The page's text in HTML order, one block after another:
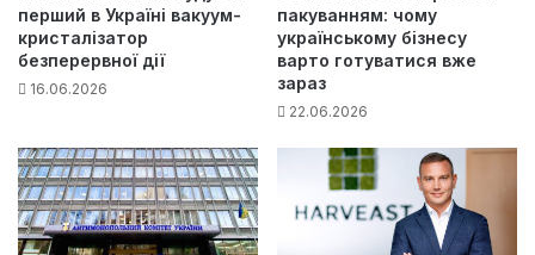
перший в Україні вакуум-
кристалізатор
безперервної дії
16.06.2026
пакуванням: чому
українському бізнесу
варто готуватися вже
зараз
22.06.2026